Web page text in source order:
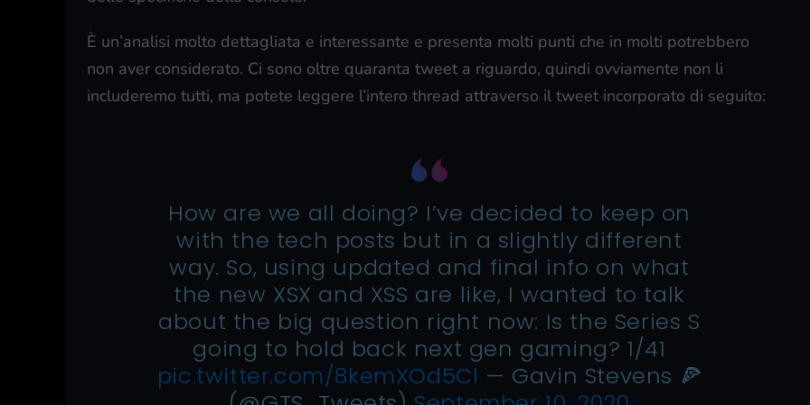
È un’analisi molto dettagliata e interessante e presenta molti punti che in molti potrebbero
non aver considerato. Ci sono oltre quaranta tweet a riguardo, quindi ovviamente non li
includeremo tutti, ma potete leggere l’intero thread attraverso il tweet incorporato di seguito:
How are we all doing? I’ve decided to keep on
with the tech posts but in a slightly different
way. So, using updated and final info on what
the new XSX and XSS are like, I wanted to talk
about the big question right now: Is the Series S
going to hold back next gen gaming? 1/41
pic.twitter.com/8kemXOd5Cl— Gavin Stevens 🍕
(@GTS_Tweets) September 10, 2020